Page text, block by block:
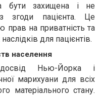
бути захищена і не
згоди пацієнта. Це
прав на приватність та
для пацієнтів.
населення
Нью-Йорка і
марихуани для всіх
матеріального стану.